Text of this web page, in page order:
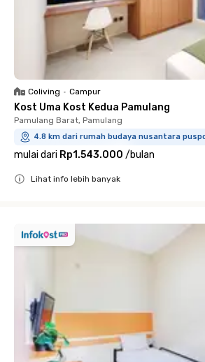
Coliving • Campur
Kost Uma Kost Kedua Pamulang
Pamulang Barat, Pamulang
4.8 km dari rumah budaya nusantara
mulai dari Rp1.543.000 /bulan
Lihat info lebih banyak